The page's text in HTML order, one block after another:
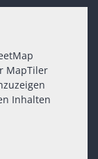
MapTiler
Inhalten